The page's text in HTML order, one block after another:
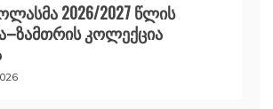
2026/2027 წლის
კოლექცია